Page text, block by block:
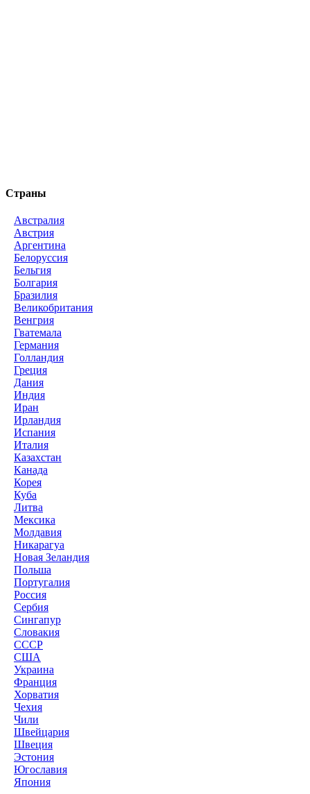
Страны
Австралия
Австрия
Аргентина
Белоруссия
Бельгия
Болгария
Бразилия
Великобритания
Венгрия
Гватемала
Германия
Голландия
Греция
Дания
Индия
Иран
Ирландия
Испания
Италия
Казахстан
Канада
Корея
Куба
Литва
Мексика
Молдавия
Никарагуа
Новая Зеландия
Польша
Португалия
Россия
Сербия
Сингапур
Словакия
СССР
США
Украина
Франция
Хорватия
Чехия
Чили
Швейцария
Швеция
Эстония
Югославия
Япония